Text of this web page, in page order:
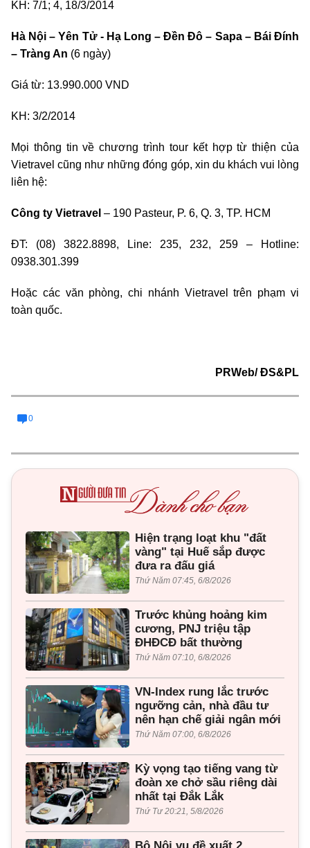
KH: 7/1; 4, 18/3/2014
Hà Nội – Yên Tử - Hạ Long – Đền Đô – Sapa – Bái Đính
– Tràng An (6 ngày)
Giá từ: 13.990.000 VND
KH: 3/2/2014
Mọi thông tin về chương trình tour kết hợp từ thiện của
Vietravel cũng như những đóng góp, xin du khách vui lòng
liên hệ:
Công ty Vietravel – 190 Pasteur, P. 6, Q. 3, TP. HCM
ĐT: (08) 3822.8898, Line: 235, 232, 259 – Hotline:
0938.301.399
Hoặc các văn phòng, chi nhánh Vietravel trên phạm vi
toàn quốc.
PRWeb/ ĐS&PL
0
Hiện trạng loạt khu "đất
vàng" tại Huế sắp được
đưa ra đấu giá
Thứ Năm 07:45, 6/8/2026
Trước khủng hoảng kim
cương, PNJ triệu tập
ĐHĐCĐ bất thường
Thứ Năm 07:10, 6/8/2026
VN-Index rung lắc trước
ngưỡng cản, nhà đầu tư
nên hạn chế giải ngân mới
Thứ Năm 07:00, 6/8/2026
Kỳ vọng tạo tiếng vang từ
đoàn xe chở sầu riêng dài
nhất tại Đắk Lắk
Thứ Tư 20:21, 5/8/2026